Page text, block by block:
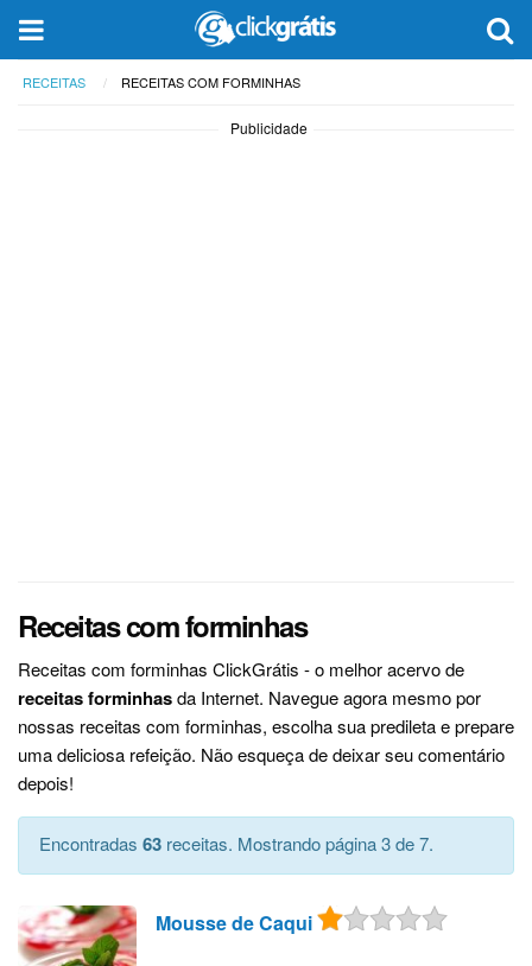
RECEITAS RECEITAS COM FORMINHAS
Publicidade
Receitas com forminhas
Receitas com forminhas ClickGrátis - o melhor acervo de
receitas forminhasda Internet. Navegue agora mesmo por
nossas receitas com forminhas, escolha sua predileta e prepare
uma deliciosa refeição. Não esqueça de deixar seu comentário
depois!
Encontradas 63 receitas. Mostrando página 3 de 7.
Mousse de Caqui